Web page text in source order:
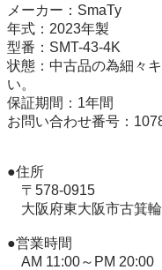
メーカー：SmaTy
年式：2023年製
型番：SMT-43-4K
状態：中古品の為細々
い。
保証期間：1年間
お問い合わせ番号：
●住所
〒578-0915
大阪府東大阪市古箕
●営業時間
AM 11:00～PM 20:00